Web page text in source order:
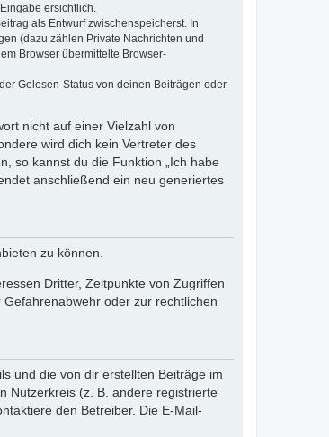
ersichtlich.
als Entwurf zwischenspeicherst. In
(dazu zählen Private Nachrichten und
Browser übermittelte Browser-
Gelesen-Status von deinen Beiträgen oder
nicht auf einer Vielzahl von
wird dich kein Vertreter des
so kannst du die Funktion „Ich habe
anschließend ein neu generiertes
zu können.
Dritter, Zeitpunkte von Zugriffen
oder zur rechtlichen
und die von dir erstellten Beiträge im
Nutzerkreis (z. B. andere registrierte
den Betreiber. Die E-Mail-